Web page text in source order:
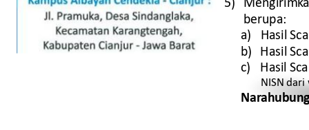
berupa:
a)
Hasil
b)
Hasil
c)
Hasil
NISN dari
Nar